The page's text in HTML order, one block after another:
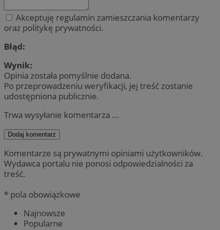
Akceptuję regulamin zamieszczania komentarzy
oraz politykę prywatności.
Błąd:
Wynik:
Opinia została pomyślnie dodana.
Po przeprowadzeniu weryfikacji, jej treść zostanie
udostępniona publicznie.
Trwa wysyłanie komentarza ...
Dodaj komentarz
Komentarze są prywatnymi opiniami użytkowników.
Wydawca portalu nie ponosi odpowiedzialności za
treść.
* pola obowiązkowe
Najnowsze
Popularne